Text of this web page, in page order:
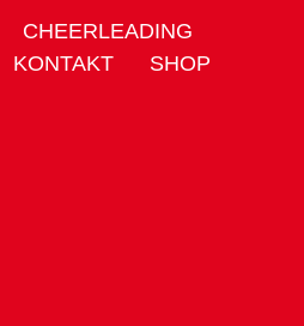
CHEERLEADING
KONTAKT SHOP